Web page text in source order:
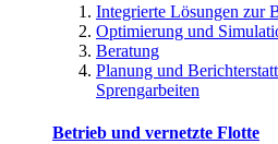
Integrierte Lösungen zur
Optimierung und
Beratung
Planung und
Sprengarbeiten
Betrieb und vernetzte Flotte